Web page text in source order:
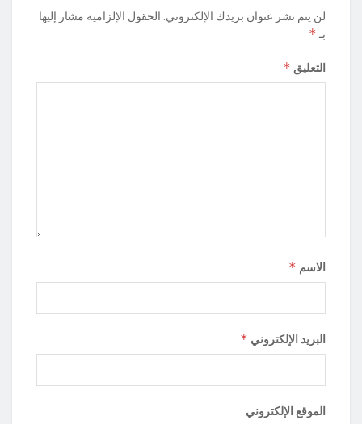
لن يتم نشر عنوان بريدك الإلكتروني. الحقول الإلزامية مشار إليها
بـ *
التعليق *
الاسم *
البريد الإلكتروني *
الموقع الإلكتروني